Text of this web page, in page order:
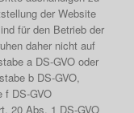
der Website
für den Betrieb der
daher nicht auf
a DS-GVO oder
b DS-GVO,
f DS-GVO
20 Abs. 1 DS-GVO